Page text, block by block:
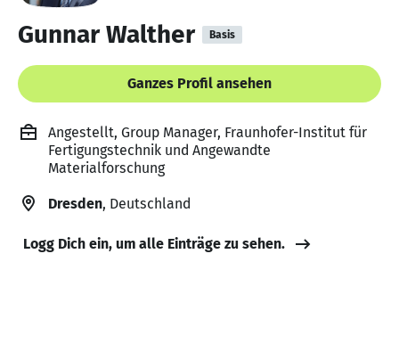
Gunnar Walther Basis
Ganzes Profil ansehen
Angestellt, Group Manager, Fraunhofer-Institut für
Fertigungstechnik und Angewandte
Materialforschung
Dresden, Deutschland
Logg Dich ein, um alle Einträge zu sehen.